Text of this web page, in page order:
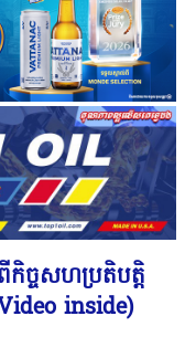
កិច្ចសហប្រតិបត្តិ
inside)